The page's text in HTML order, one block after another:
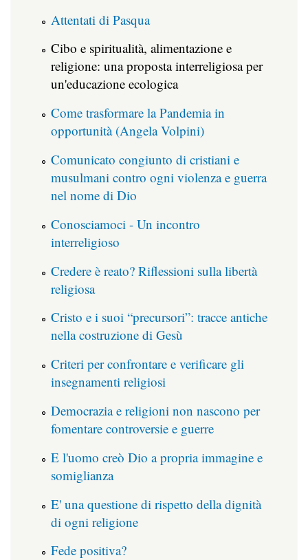
Attentati di Pasqua
Cibo e spiritualità, alimentazione e
religione: una proposta interreligiosa per
un'educazione ecologica
Come trasformare la Pandemia in
opportunità (Angela Volpini)
Comunicato congiunto di cristiani e
musulmani contro ogni violenza e guerra
nel nome di Dio
Conosciamoci - Un incontro
interreligioso
Credere è reato? Riflessioni sulla libertà
religiosa
Cristo e i suoi “precursori”: tracce antiche
nella costruzione di Gesù
Criteri per confrontare e verificare gli
insegnamenti religiosi
Democrazia e religioni non nascono per
fomentare controversie e guerre
E l'uomo creò Dio a propria immagine e
somiglianza
E' una questione di rispetto della dignità
di ogni religione
Fede positiva?